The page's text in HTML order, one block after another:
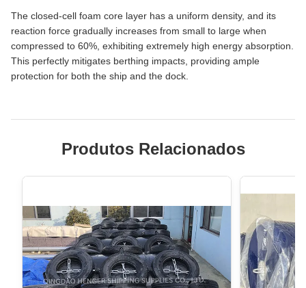
The closed-cell foam core layer has a uniform density, and its
reaction force gradually increases from small to large when
compressed to 60%, exhibiting extremely high energy absorption.
This perfectly mitigates berthing impacts, providing ample
protection for both the ship and the dock.
Produtos Relacionados